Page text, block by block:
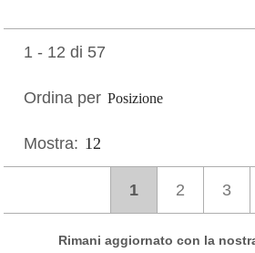
1 - 12 di 57
Ordina per
Mostra:
1 2 3
Rimani aggiornato con la